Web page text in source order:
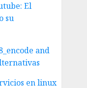
El
su
and
en linux